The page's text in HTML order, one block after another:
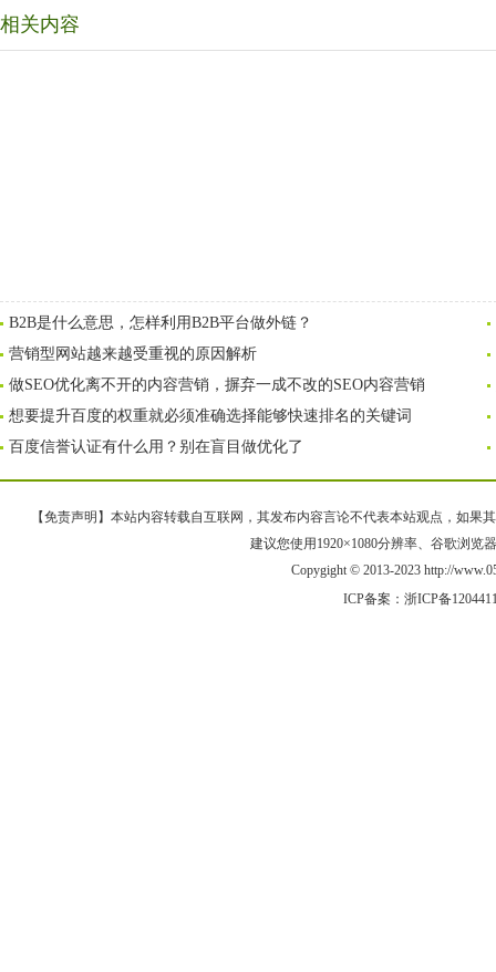
相关内容
B2B是什么意思，怎样利用B2B平台做外链？
营销型网站越来越受重视的原因解析
做SEO优化离不开的内容营销，摒弃一成不改的SEO内容营销
想要提升百度的权重就必须准确选择能够快速排名的关键词
百度信誉认证有什么用？别在盲目做优化了
【免责声明】本站内容转载自互联网，其发布内容言论不代表本站观点，如果
建议您使用1920×1080分辨率、谷歌浏览
Copygight © 2013-2023 http://
ICP备案： 浙ICP备